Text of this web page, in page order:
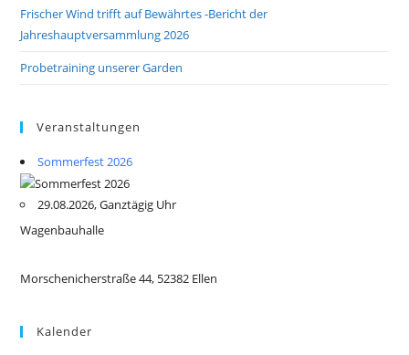
Frischer Wind trifft auf Bewährtes -Bericht der
Jahreshauptversammlung 2026
Probetraining unserer Garden
Veranstaltungen
Sommerfest 2026
29.08.2026, Ganztägig Uhr
Wagenbauhalle
Morschenicherstraße 44, 52382 Ellen
Kalender